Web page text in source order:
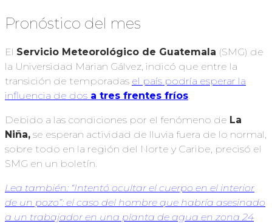
Pronóstico del mes
El Servicio Meteorológico de Guatemala (SMG) de
la Universidad Marian Gálvez, indicó que entre la
transición de temporadas el país podría esperar la
influencia de dos a tres frentes fríos.
Debido a las condiciones por el fenómeno de La
Niña, se esperan actividad de lluvia fuera de lo normal,
sobre todo en la región del Norte y Caribe, precisó el
SMG en un boletín.
Lea también: “Intentó ocultar el cuerpo en el interior
de un pozo”: el caso del hombre que habría asesinado
a un trabajador en una planta de agua en zona 24